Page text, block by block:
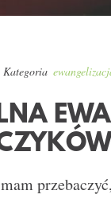
Kategoria